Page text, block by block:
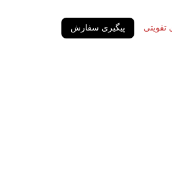
تقویتی پیگیری سفارش